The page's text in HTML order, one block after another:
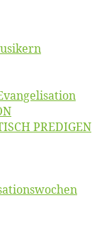
PREDIGEN